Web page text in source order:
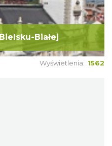
Białej
Wyświetlenia: 1562